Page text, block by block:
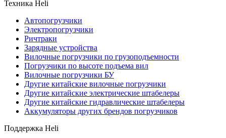
Техника Heli
Автопогрузчики
Электропогрузчики
Ричтраки
Зарядные устройства
Вилочные погрузчики по грузоподъемности
Погрузчики по высоте подъема вил
Вилочные погрузчики БУ
Другие китайские вилочные погрузчики
Другие китайские электрические штабелеры
Другие китайские гидравлические штабелеры
Аккумуляторы других брендов погрузчиков
Поддержка Heli